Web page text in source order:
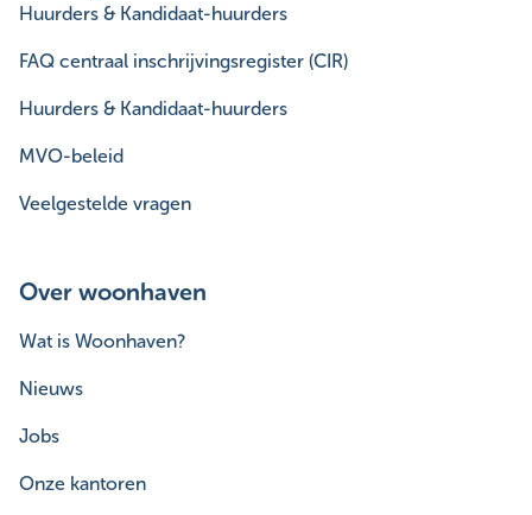
Huurders & Kandidaat-huurders
FAQ centraal inschrijvingsregister (CIR)
Huurders & Kandidaat-huurders
MVO-beleid
Veelgestelde vragen
Over woonhaven
Wat is Woonhaven?
Nieuws
Jobs
Onze kantoren